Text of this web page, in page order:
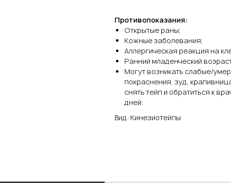
Противопоказания:
Открытые раны;
Кожные заболевания;
Аллергическая реакция на
Ранний младенческий
Могут возникать слабые/
покраснения, зуд,
снять тейп и обратиться к
дней.
Вид: Кинезиотейпы